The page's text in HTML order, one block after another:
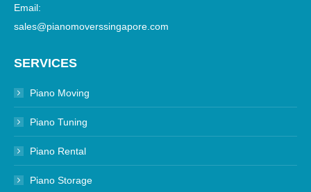
Email:
sales@pianomoverssingapore.com
SERVICES
Piano Moving
Piano Tuning
Piano Rental
Piano Storage